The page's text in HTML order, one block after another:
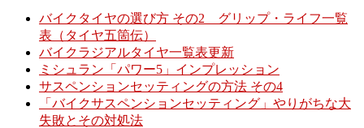
バイクタイヤの選び方 その2 グリップ・ライフ一覧
表（タイヤ五箇伝）
バイクラジアルタイヤ一覧表更新
ミシュラン「パワー5」インプレッション
サスペンションセッティングの方法 その4
「バイクサスペンションセッティング」やりがちな大
失敗とその対処法